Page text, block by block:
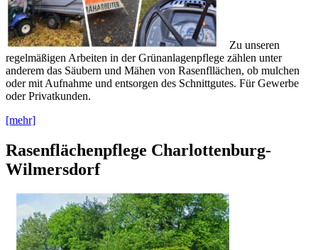
Zu unseren
regelmäßigen Arbeiten in der Grünanlagenpflege zählen unter
anderem das Säubern und Mähen von Rasenfllächen, ob mulchen
oder mit Aufnahme und entsorgen des Schnittgutes. Für Gewerbe
oder Privatkunden.
[mehr]
Rasenflächenpflege Charlottenburg-
Wilmersdorf